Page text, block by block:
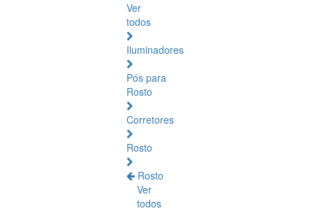
Ver
todos
Iluminadores
Pós para
Rosto
Corretores
Rosto
Rosto
Ver
todos